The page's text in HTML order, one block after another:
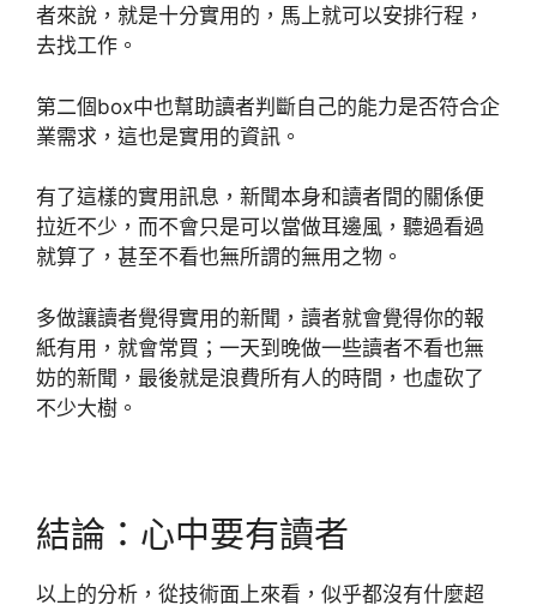
者來說，就是十分實用的，馬上就可以安排行程，
去找工作。
第二個box中也幫助讀者判斷自己的能力是否符合企
業需求，這也是實用的資訊。
有了這樣的實用訊息，新聞本身和讀者間的關係便
拉近不少，而不會只是可以當做耳邊風，聽過看過
就算了，甚至不看也無所謂的無用之物。
多做讓讀者覺得實用的新聞，讀者就會覺得你的報
紙有用，就會常買；一天到晚做一些讀者不看也無
妨的新聞，最後就是浪費所有人的時間，也虛砍了
不少大樹。
結論：心中要有讀者
以上的分析，從技術面上來看，似乎都沒有什麼超